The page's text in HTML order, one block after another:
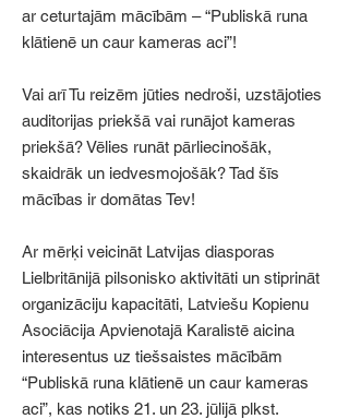
ar ceturtajām mācībām – “Publiskā runa
klātienē un caur kameras aci”!
Vai arī Tu reizēm jūties nedroši, uzstājoties
auditorijas priekšā vai runājot kameras
priekšā? Vēlies runāt pārliecinošāk,
skaidrāk un iedvesmojošāk? Tad šīs
mācības ir domātas Tev!
Ar mērķi veicināt Latvijas diasporas
Lielbritānijā pilsonisko aktivitāti un stiprināt
organizāciju kapacitāti, Latviešu Kopienu
Asociācija Apvienotajā Karalistē aicina
interesentus uz tiešsaistes mācībām
“Publiskā runa klātienē un caur kameras
aci”, kas notiks 21. un 23. jūlijā plkst.